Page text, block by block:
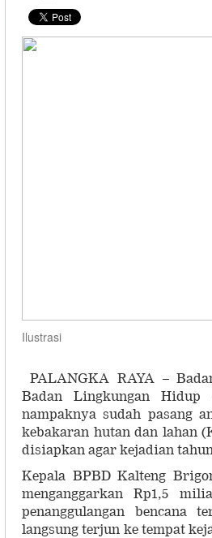
Ilustrasi
PALANGKA RAYA –
Badan Lingkungan Hidup
nampaknya sudah pasang
kebakaran hutan dan lahan
disiapkan agar kejadian
Kepala BPBD Kalteng
menganggarkan Rp1,5
penanggulangan bencana
langsung terjun ke tempat